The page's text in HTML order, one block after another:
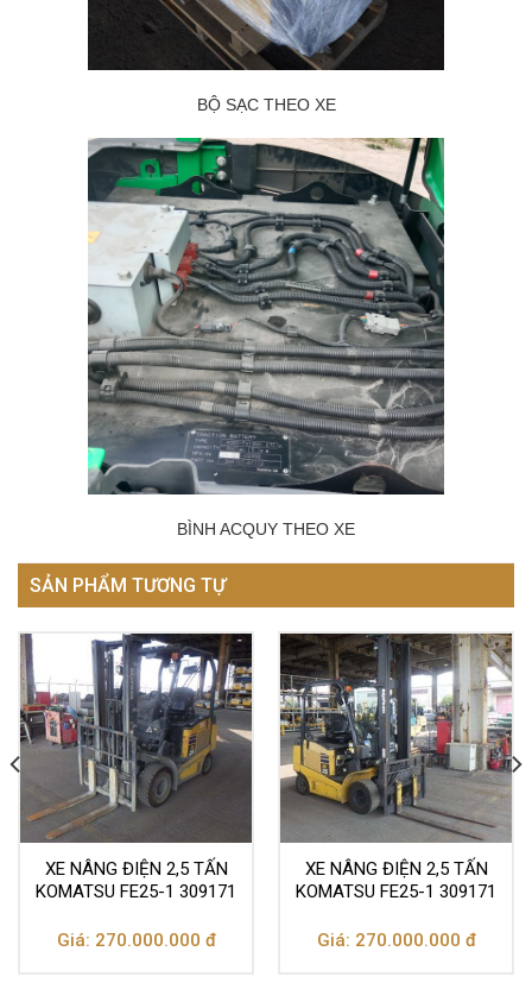
BỘ SẠC THEO XE
BÌNH ACQUY THEO XE
SẢN PHẨM TƯƠNG TỰ
XE NÂNG ĐIỆN 2,5 TẤN
KOMATSU FE25-1 309171
Giá: 270.000.000 đ
XE NÂNG ĐIỆN 2,5 TẤN
KOMATSU FE25-1 309171
Giá: 270.000.000 đ